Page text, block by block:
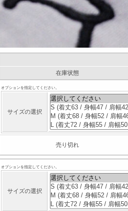
在庫状態
オプションを指定してください。
サイズの選択
売り切れ
オプションを指定してください。
サイズの選択